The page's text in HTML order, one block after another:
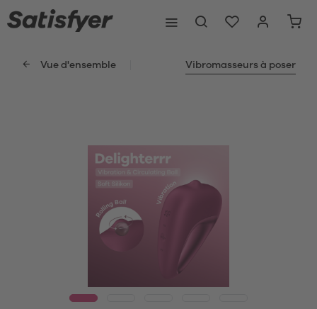
Vue d'ensemble Vibromasseurs à poser